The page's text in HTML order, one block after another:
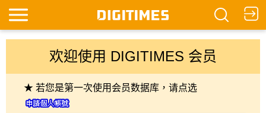
欢迎使用 DIGITIMES 会员
★ 若您是第一次使用会员数据库，请点选